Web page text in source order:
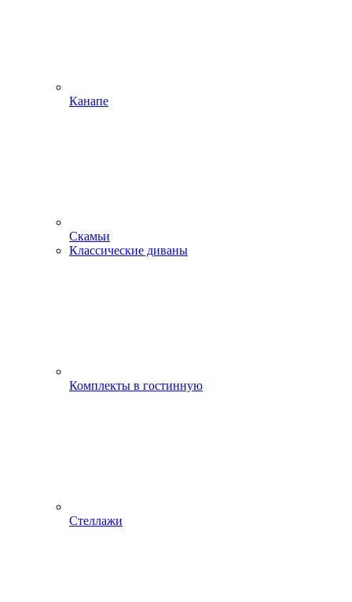
Канапе
Скамьи
Классические диваны
Комплекты в гостинную
Стеллажи